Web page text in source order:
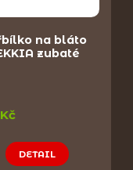
na bláto
zubaté
DETAIL